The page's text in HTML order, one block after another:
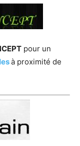
pour un
à proximité de